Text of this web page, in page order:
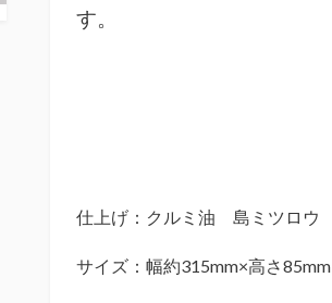
す。
仕上げ：クルミ油 島ミツロウ
サイズ：幅約315mm×高さ85mm